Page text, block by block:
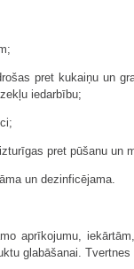
pret kukaiņu un
iedarbību;
pret pūšanu un
un dezinficējama.
aprīkojumu,
glabāšanai.